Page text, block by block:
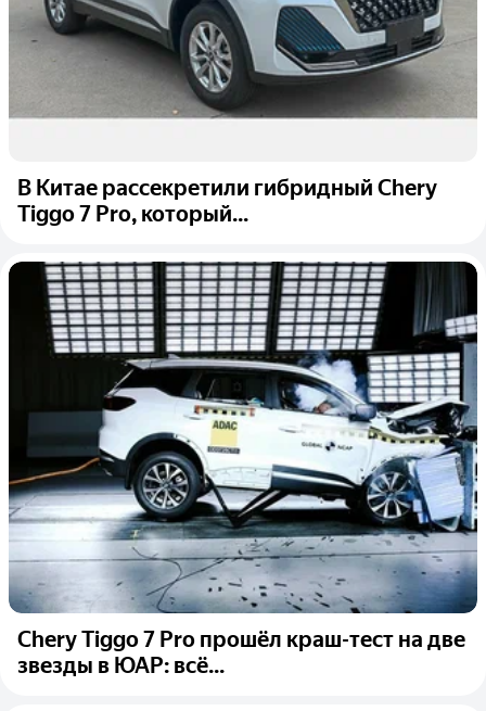
В Китае рассекретили гибридный Chery
Tiggo 7 Pro, который...
Chery Tiggo 7 Pro прошёл краш-тест на две
звезды в ЮАР: всё...